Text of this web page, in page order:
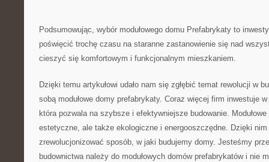
Podsumowując, wybór modułowego domu Prefabrykaty to
poświęcić trochę czasu na staranne ⁢zastanowienie się nad
cieszyć się‌ komfortowym i funkcjonalnym mieszkaniem.
Dzięki temu⁤ artykułowi udało nam się zgłębić temat rewolucji w
sobą modułowe‍ domy prefabrykaty. Coraz ‌więcej firm inwestuje
która pozwala ‍na szybsze ‌i efektywniejsze‌ budowanie.
estetyczne, ⁤ale także ekologiczne i energooszczędne.​ Dzięki
zrewolucjonizować ⁣sposób, w jaki ⁢budujemy ⁢domy.⁢ Jesteśmy‌
budownictwa należy do modułowych domów prefabrykatów i⁣ nie